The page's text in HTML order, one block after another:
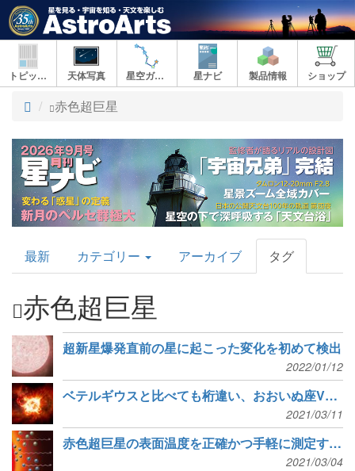
トピックス 天体写真 星空ガイド 星ナビ 製品情報 ショップ
ト
プ
赤色超巨星
AstroArts
Topics
最新 カテゴリー アーカイブ タグ
赤色超巨星
超新星爆発直前の星に起こった変化を初めて検出
2022/01/12
ベテルギウスと比べても桁違い、おおいぬ座VY星の質量放出
2021/03/11
赤色超巨星の表面温度を正確かつ手軽に測定する新手法
2021/03/04